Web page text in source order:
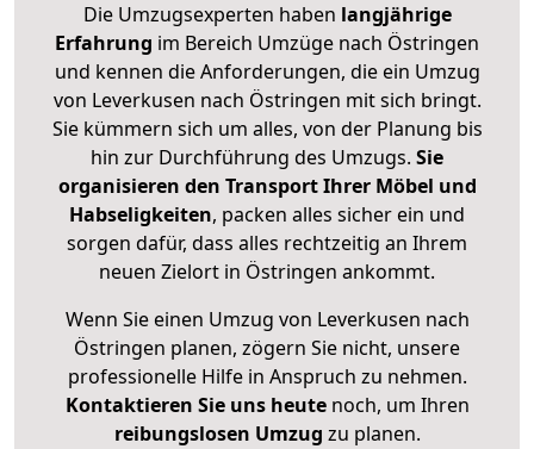
Die Umzugsexperten haben langjährige
Erfahrung im Bereich Umzüge nach Östringen
und kennen die Anforderungen, die ein Umzug
von Leverkusen nach Östringen mit sich bringt.
Sie kümmern sich um alles, von der Planung bis
hin zur Durchführung des Umzugs. Sie
organisieren den Transport Ihrer Möbel und
Habseligkeiten, packen alles sicher ein und
sorgen dafür, dass alles rechtzeitig an Ihrem
neuen Zielort in Östringen ankommt.
Wenn Sie einen Umzug von Leverkusen nach
Östringen planen, zögern Sie nicht, unsere
professionelle Hilfe in Anspruch zu nehmen.
Kontaktieren Sie uns heutenoch, um Ihren
reibungslosen Umzug zu planen.